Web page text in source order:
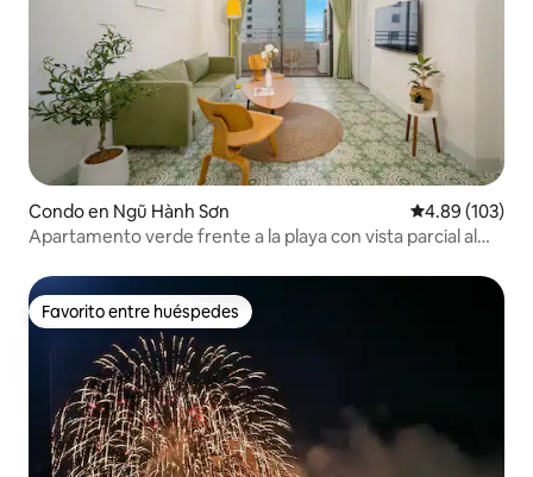
Condo en Ngũ Hành Sơn Calificación
4.89 (103)
Apartamento verde frente a la playa con vista parcial al
Favorito entre huéspedes
Favorito entre huéspedes